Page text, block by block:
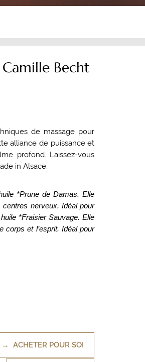
Becht
de massage pour
alliance de puissance et
profond. Laissez-vous
in Alsace.
*Prune de Damas.Elle
nerveux. Idéal pour
*Fraisier Sauvage. Elle
corps et l’esprit. Idéal pour
→ ACHETER POUR SOI